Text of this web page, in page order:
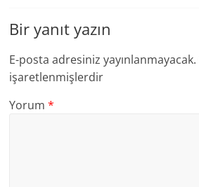
Bir yanıt yazın
E-posta adresiniz yayınlanmayacak.
işaretlenmişlerdir
Yorum*